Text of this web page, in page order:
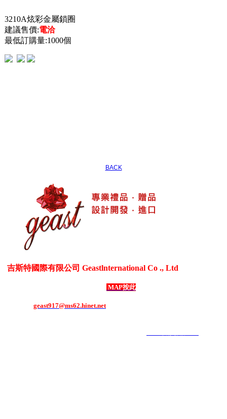
3210A炫彩金屬鎖圈
建議售價:電洽
最低訂購量:1000個
BACK
吉斯特國際有限公司 Geastlnternational Co ., Ltd
MAP按此
geast917@ms62.hinet.net